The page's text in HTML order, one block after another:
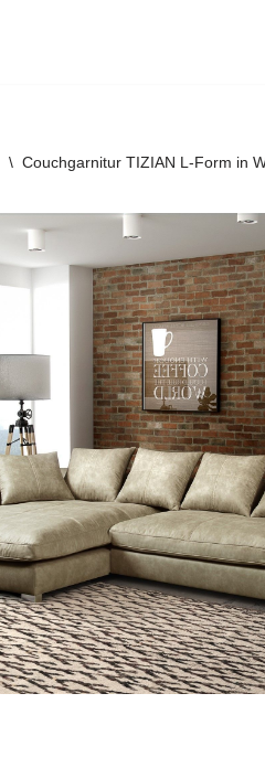
\ Couchgarnitur TIZIAN L-Form in